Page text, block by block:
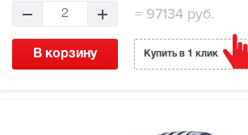
2 =97134 руб.
В корзину Купить в 1 клик